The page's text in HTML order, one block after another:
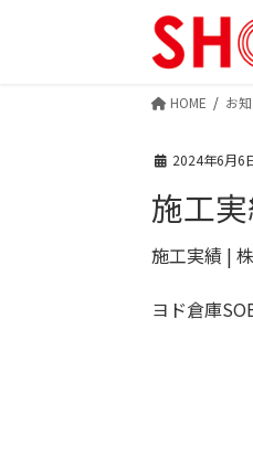
HOME お
2024年6月6
施工
施工実績 |
ヨド倉庫